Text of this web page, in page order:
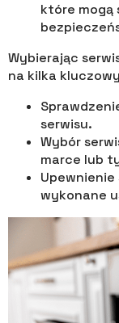
które mogą
Wybierając
na kilka
serwisu.
Wybór
marce lub
wykonane